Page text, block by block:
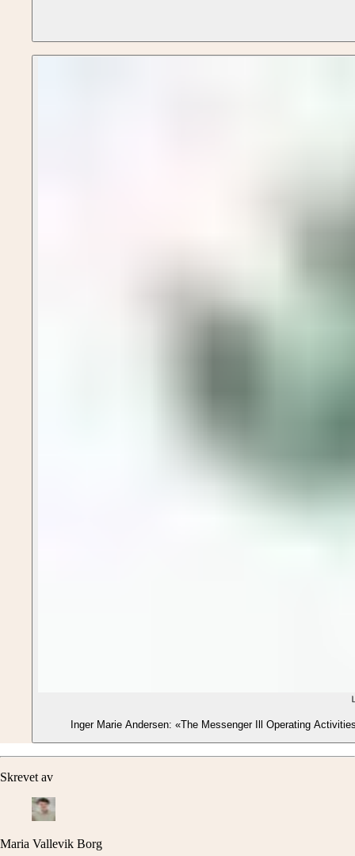
Inger Marie Andersen: «The Messenger Ill Operating
Skrevet av
Maria Vallevik Borg